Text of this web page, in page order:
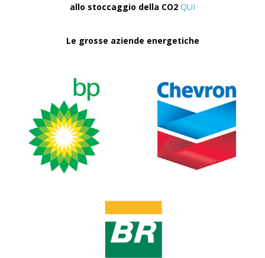
allo stoccaggio della CO2 QUI
Le grosse aziende energetiche